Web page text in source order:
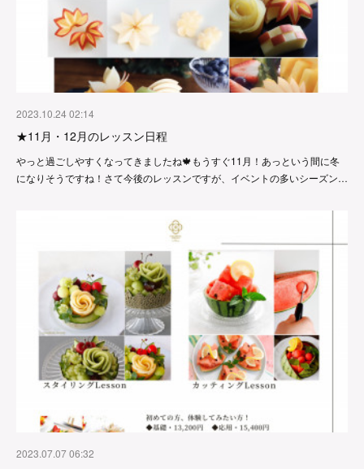
2023.10.24 02:14
★11月・12月のレッスン日程
やっと過ごしやすくなってきましたね🍁もうすぐ11月！あっという間に冬
になりそうですね！さて今後のレッスンですが、イベントの多いシーズン…
2023.07.07 06:32